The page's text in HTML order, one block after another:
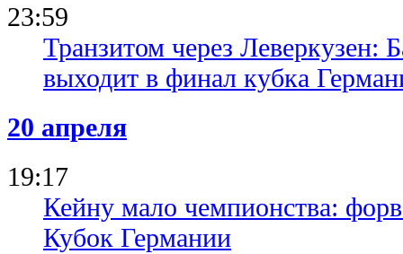
23:59
Транзитом через Леверкузен:
выходит в финал кубка
20 апреля
19:17
Кейну мало чемпионства:
Кубок Германии